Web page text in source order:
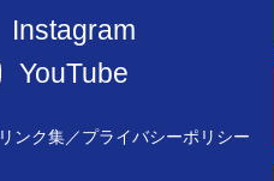
Instagram
YouTube
リンク集／プライバシーポリシー